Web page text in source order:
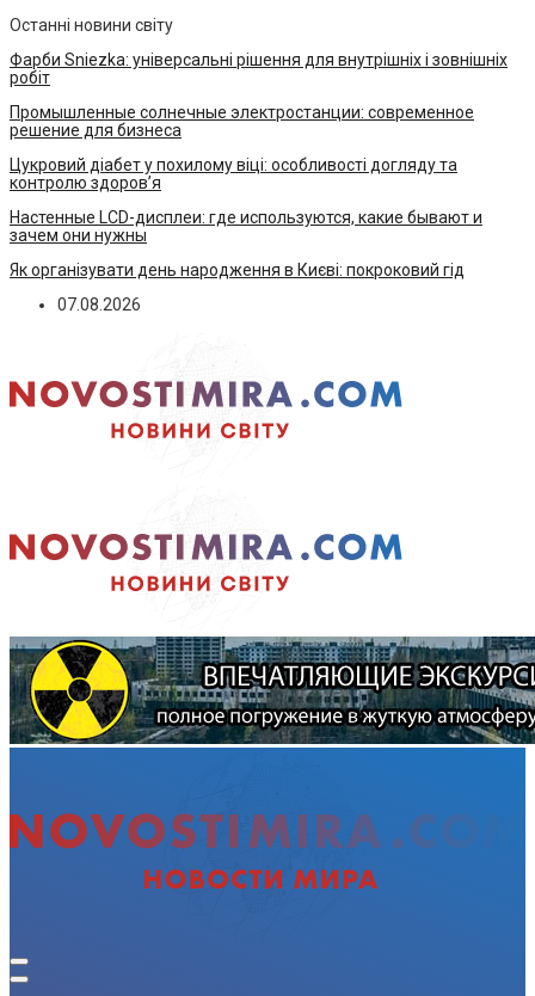
Останні новини світу
Фарби Sniezka: універсальні рішення для внутрішніх і зовнішніх
робіт
Промышленные солнечные электростанции: современное
решение для бизнеса
Цукровий діабет у похилому віці: особливості догляду та
контролю здоров’я
Настенные LCD-дисплеи: где используются, какие бывают и
зачем они нужны
Як організувати день народження в Києві: покроковий гід
07.08.2026